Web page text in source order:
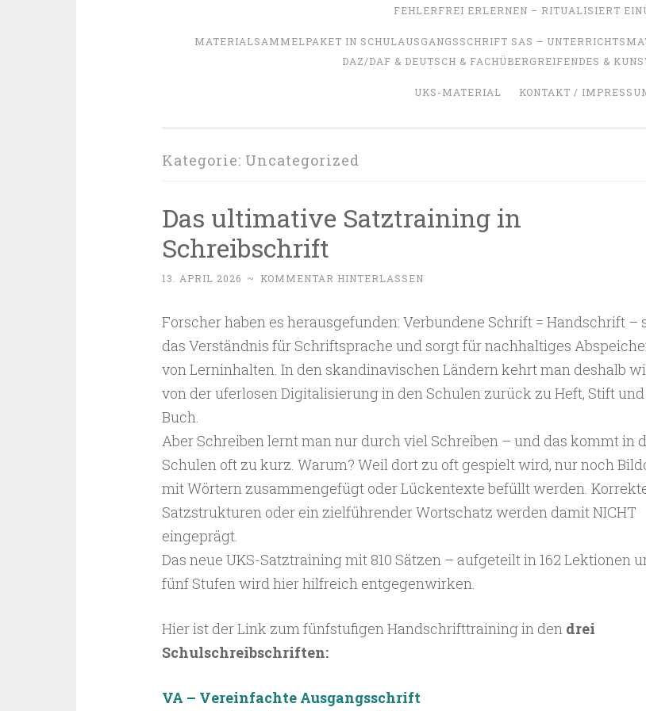
FEHLERFREI ERLERNEN – RITUALISIERT
MATERIALSAMMELPAKET IN SCHULAUSGANGSSCHRIFT SAS –
DAZ/DAF & DEUTSCH & FACHÜBERGREIFENDES &
UKS-MATERIAL KONTAKT /
Kategorie: Uncategorized
Das ultimative Satztraining in
Schreibschrift
13. APRIL 2026 ~ KOMMENTAR HINTERLASSEN
Forscher haben es herausgefunden: Verbundene Schrift = Handschrift –
das Verständnis für Schriftsprache und sorgt für nachhaltiges
von Lerninhalten. In den skandinavischen Ländern kehrt man deshalb
von der uferlosen Digitalisierung in den Schulen zurück zu Heft, Stift und
Buch.
Aber Schreiben lernt man nur durch viel Schreiben – und das kommt in
Schulen oft zu kurz. Warum? Weil dort zu oft gespielt wird, nur noch
mit Wörtern zusammengefügt oder Lückentexte befüllt werden.
Satzstrukturen oder ein zielführender Wortschatz werden damit NICHT
eingeprägt.
Das neue UKS-Satztraining mit 810 Sätzen – aufgeteilt in 162 Lektionen
fünf Stufen wird hier hilfreich entgegenwirken.
Hier ist der Link zum fünfstufigen Handschrifttraining in den drei
Schulschreibschriften:
VA – Vereinfachte Ausgangsschrift